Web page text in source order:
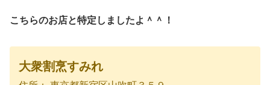
こちらのお店と特定しましたよ＾＾！
大衆割烹すみれ